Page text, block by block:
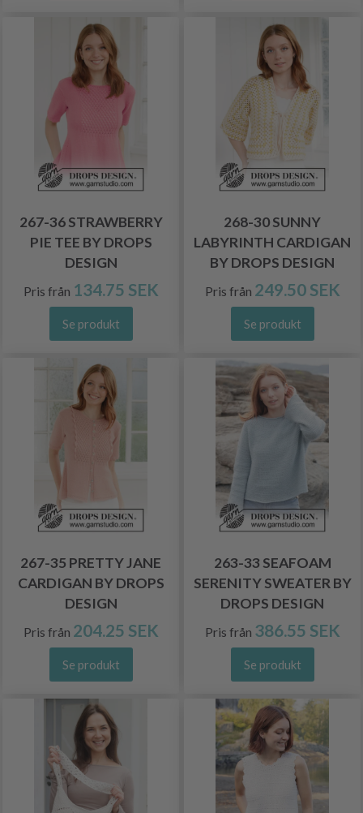
267-36 STRAWBERRY
PIE TEE BY DROPS
DESIGN
Pris från 134.75 SEK
Se produkt
268-30 SUNNY
LABYRINTH CARDIGAN
BY DROPS DESIGN
Pris från 249.50 SEK
Se produkt
267-35 PRETTY JANE
CARDIGAN BY DROPS
DESIGN
Pris från 204.25 SEK
Se produkt
263-33 SEAFOAM
SERENITY SWEATER BY
DROPS DESIGN
Pris från 386.55 SEK
Se produkt